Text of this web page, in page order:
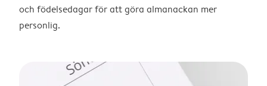
och födelsedagar för att göra almanackan mer
personlig.